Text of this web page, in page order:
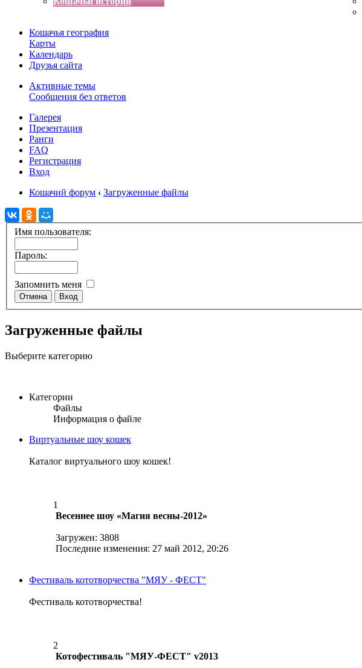
Кошачья география
Карты
Календарь
Друзья сайта
Активные темы
Сообщения без ответов
Галерея
Презентация
Ранги
FAQ
Регистрация
Вход
Кошачий форум ‹ Загруженные файлы
Имя пользователя:
Пароль:
Запомнить меня
Загруженные файлы
Выберите категорию
Категории
Файлы
Информация о файле
Виртуальные шоу кошек
Каталог виртуального шоу кошек!
1
Весеннее шоу «Магия весны-2012»
Загружен: 3808
Последние изменения: 27 май 2012, 20:26
Фестиваль кототворчества "МЯУ - ФЕСТ"
Фестиваль кототворчества!
2
Котофестиваль "МЯУ-ФЕСТ" v2013